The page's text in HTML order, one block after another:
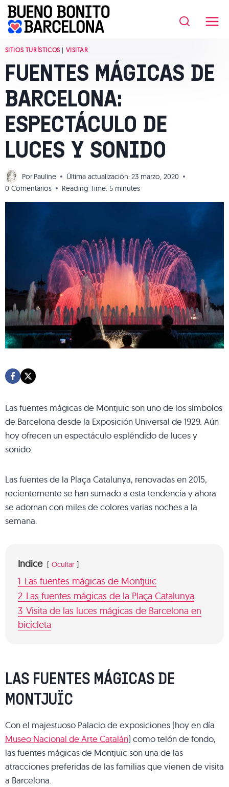
Saltar
contenido
SITIOS TURÍSTICOS | VISITAR
FUENTES MÁGICAS DE
BARCELONA:
ESPECTÁCULO DE
LUCES Y SONIDO
Por Pauline Última actualización: 23 marzo, 2020
0 Comentarios
Reading Time: 5 minutes
Las fuentes mágicas de Montjuïc son uno de los símbolos
de Barcelona desde la Exposición Universal de 1929. Aún
hoy ofrecen un espectáculo espléndido de luces y
sonido.
Las fuentes de la Plaça Catalunya, renovadas en 2015,
recientemente se han sumado a esta tendencia y ahora
se adornan con miles de colores varias noches a la
semana.
Indice Ocultar
1 Las fuentes mágicas de Montjuïc
2 Las fuentes mágicas de la Plaça Catalunya
3 Visita de las luces mágicas de Barcelona en
bicicleta
LAS FUENTES MÁGICAS DE
MONTJUÏC
Con el majestuoso Palacio de exposiciones (hoy en día
Museo Nacional de Arte Catalán) como telón de fondo,
las fuentes mágicas de Montjuïc son una de las
atracciones preferidas de las familias que vienen de visita
a Barcelona.